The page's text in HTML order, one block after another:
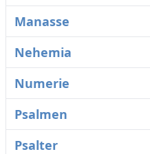
Manasse
Nehemia
Numerie
Psalmen
Psalter